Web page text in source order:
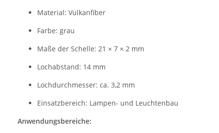
Material: Vulkanfiber
Farbe: grau
Maße der Schelle: 21 × 7 × 2 mm
Lochabstand: 14 mm
Lochdurchmesser: ca. 3,2 mm
Einsatzbereich: Lampen- und Leuchtenbau
Anwendungsbereiche: